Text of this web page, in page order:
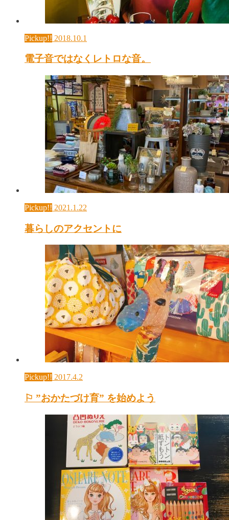
Pickup!! 2018.10.1
電子音ではなくレトロな音。
Pickup!! 2021.1.22
暮らしのアクセントに
Pickup!! 2017.4.2
⚐ ”おかたづけ育” を始めよう